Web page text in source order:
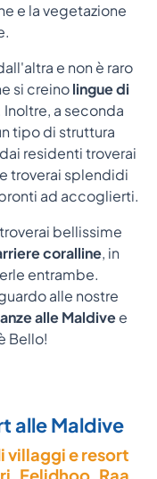
e la vegetazione
e non è raro
si creinolingue di
a seconda
tipo di struttura
residenti troverai
troverai splendidi
ad accoglierti.
bellissime
coralline, in
entrambe.
alle nostre
alle Maldivee
Bello!
alle Maldive
villaggi e resort